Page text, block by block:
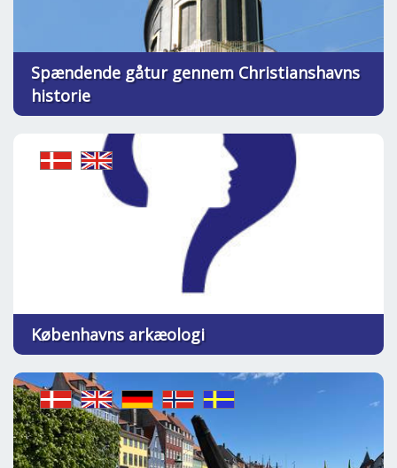
Spændende gåtur gennem Christianshavns
historie
Københavns arkæologi